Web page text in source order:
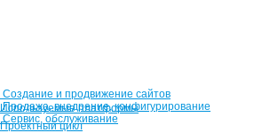
Создание и продвижение сайтов
Продажа, внедрение, конфигурирование
Сервис, обслуживание
Используемые платформы
Проектный цикл